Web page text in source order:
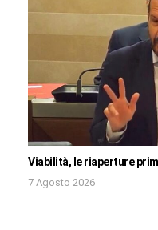
Viabilità, le riaperture
7 Agosto 2026